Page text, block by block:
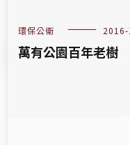
環保公衛 2016-
萬有公園百年老樹